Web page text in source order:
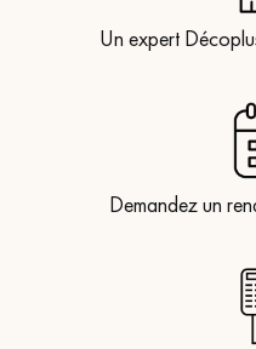
Un expert
Demandez un